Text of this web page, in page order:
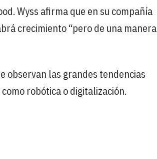
Wyss afirma que en su compañía
crecimiento “pero de una manera
observan las grandes tendencias
robótica o digitalización.